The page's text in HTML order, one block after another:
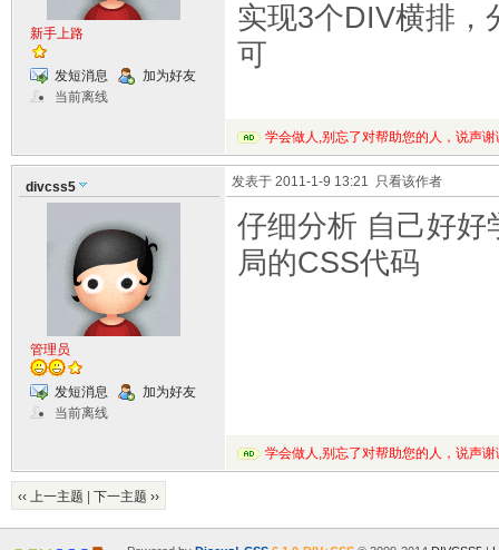
新手上路
发短消息
加为好友
当前离线
实现3个DIV横排，
可
学会做人,别忘了对帮助您的人，说声谢
divcss5
管理员
发短消息
加为好友
当前离线
发表于 2011-1-9 13:21 只看该作者
仔细分析 自己好好
局的CSS代码
学会做人,别忘了对帮助您的人，说声谢
‹‹ 上一主题 下一主题 ››